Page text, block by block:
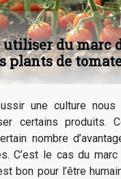
du marc
plants de
une culture nous
certains produits.
nombre
C’est le cas du
bon pour l’être